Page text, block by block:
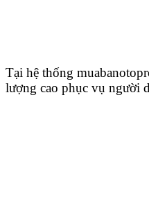
Tại hệ thống
lượng cao phục vụ người